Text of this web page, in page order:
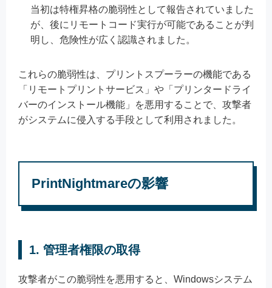
当初は特権昇格の脆弱性として報告されていました
が、後にリモートコード実行が可能であることが判
明し、危険性が広く認識されました。
これらの脆弱性は、プリントスプーラーの機能である
「リモートプリントサービス」や「プリンタードライ
バーのインストール機能」を悪用することで、攻撃者
がシステムに侵入する手段として利用されました。
PrintNightmareの影響
1. 管理者権限の取得
攻撃者がこの脆弱性を悪用すると、Windowsシステム